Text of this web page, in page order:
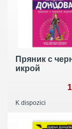
Пряник с
икрой
K dispozici